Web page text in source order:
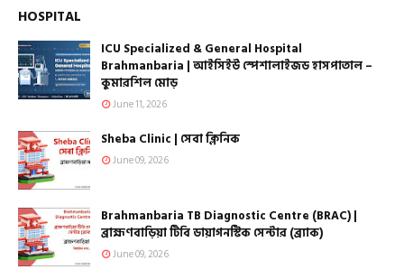
HOSPITAL
ICU Specialized & General Hospital
Brahmanbaria | আইসিইউ স্পেশালাইজড হাসপাতাল –
কুমারশিল মোড়
June 11, 2026
Sheba Clinic | সেবা ক্লিনিক
June 09, 2026
Brahmanbaria TB Diagnostic Centre (BRAC) |
ব্রাহ্মণবাড়িয়া টিবি ডায়াগনস্টিক সেন্টার (ব্র্যাক)
June 09, 2026